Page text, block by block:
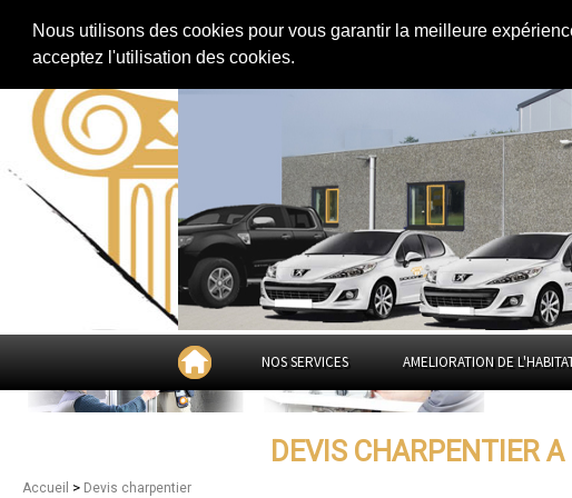
Nous utilisons des cookies pour vous garantir la meilleure
acceptez l'utilisation des cookies.Devis charpentier àMontpellier
NOS SERVICES AMELIORATION DE
DEVIS CHARPENTIER
Accueil > Devis charpentier